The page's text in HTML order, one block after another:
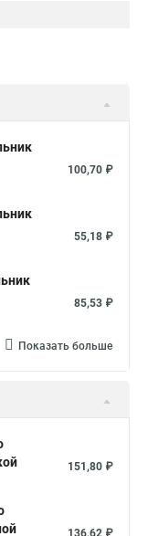
100,70 ₽
55,18 ₽
85,53 ₽
Показать больше
151,80 ₽
136,62 ₽